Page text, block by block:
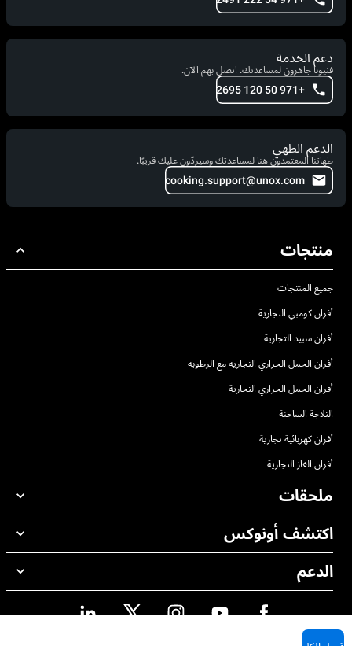
دعم الخدمة
فنيونا جاهزون لمساعدتك. اتصل بهم الآن.
+971 50 120 2695
الدعم الطهي
طهاتنا المعتمدون هنا لمساعدتك وسيردّون عليك قريبًا.
cooking.support@unox.com
منتجات
جميع المنتجات
أفران كومبي التجارية
أفران سبيد التجارية
أفران الحمل الحراري التجارية مع الرطوبة
أفران الحمل الحراري التجارية
الثلاجة الساخنة
أفران كهربائية تجارية
أفران الغاز التجارية
ملحقات
جميع الملحقات
منظفات الغسيل اليدوي
معالجة المياه باستخدام المرشحات
معالجة المياه بالتناضح العكسي
اكتشف أونوكس
مكاتبنا حول العالم
الدعم
محدد موقع الموزع